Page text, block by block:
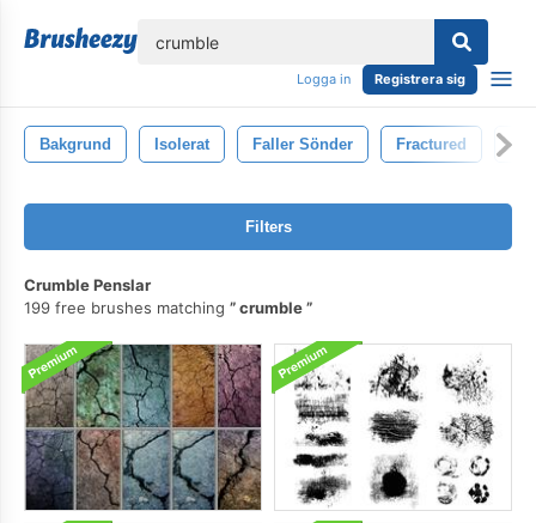
Logga in Registrera sig
Bakgrund Isolerat Faller Sönder Fractured
Filters
Crumble Penslar
199 free brushes matching
crumble